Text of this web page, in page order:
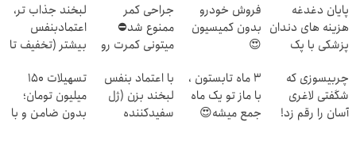
پایان دغدغه
هزینه های دندان
پزشکی با پک
خانگی
فروش خودرو
بدون کمیسیون
😍
جراحی کمر
ممنوع شد⛔
میتونی کمرت رو
کنی! 👈🏻
پرسش‌نامه
لبخند جذاب تر،
اعتمادبنفس
بیشتر (تخفیف تا
چربیسوزی که
شگفتی لاغری
آسان را رقم زد!
3 ماه تابستون ،
با ماز تو یک ماه
جمع میشه😍
با اعتماد بنفس
لبخند بزن (ژل
سفیدکننده
تسهیلات ۱۵۰
میلیون تومان؛
بدون ضامن و با